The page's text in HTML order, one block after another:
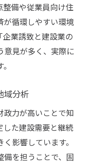
える働き方
の取り組み
後の展望
新しい魅力
建設の工夫
りの未来像
ポテンシャル
力と可能性
整備や従業員向け住
が循環しやすい環境
業誘致と建設業の
意見が多く、実際に
域分析
政力が高いことで知
した建設需要と継続
影響しています。
備を担うことで、固